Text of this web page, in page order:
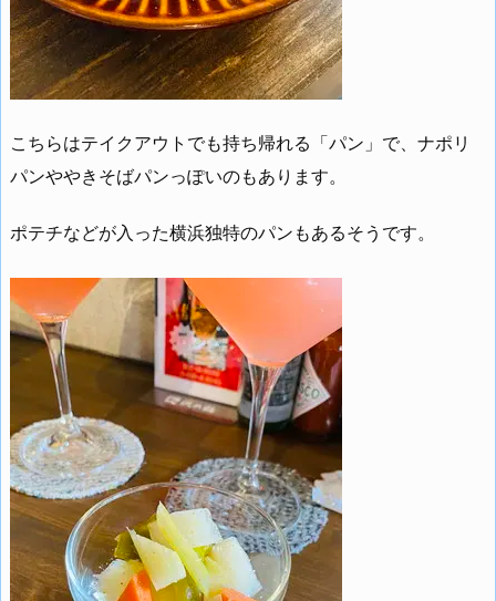
こちらはテイクアウトでも持ち帰れる「パン」で、ナポリ
パンややきそばパンっぽいのもあります。
ポテチなどが入った横浜独特のパンもあるそうです。